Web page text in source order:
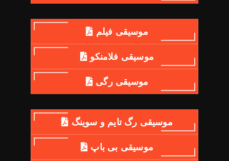
موسیقی فیلم
موسیقی فلامنکو
موسیقی رگی
موسیقی رگ تایم و سوینگ
موسیقی بی باپ